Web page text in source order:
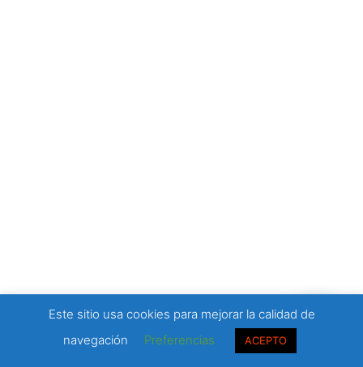
Este sitio usa cookies para mejorar la calidad de
navegación
Preferencias ACEPTO